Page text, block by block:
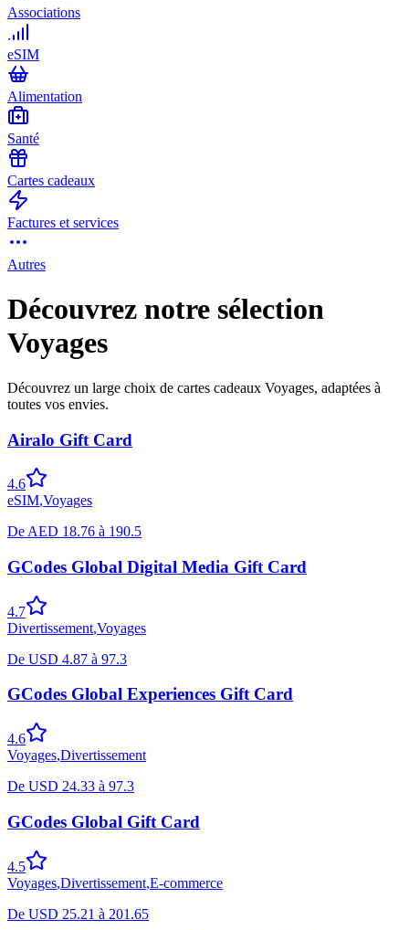
Associations
eSIM
Alimentation
Santé
Cartes cadeaux
Factures et services
Autres
Découvrez notre sélection
Voyages
Découvrez un large choix de cartes cadeaux Voyages, adaptées à
toutes vos envies.
Airalo Gift Card
4.6
eSIM,Voyages
De AED 18.76 à 190.5
GCodes Global Digital Media Gift Card
4.7
Divertissement,Voyages
De USD 4.87 à 97.3
GCodes Global Experiences Gift Card
4.6
Voyages,Divertissement
De USD 24.33 à 97.3
GCodes Global Gift Card
4.5
Voyages,Divertissement,E-commerce
De USD 25.21 à 201.65